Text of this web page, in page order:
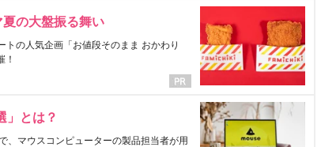
の大盤振る舞い
の人気企画「お値段そのまま おかわり
！
」とは？
、マウスコンピューターの製品担当者が用